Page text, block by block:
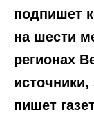
подпишет
на шести
регионах
пишет